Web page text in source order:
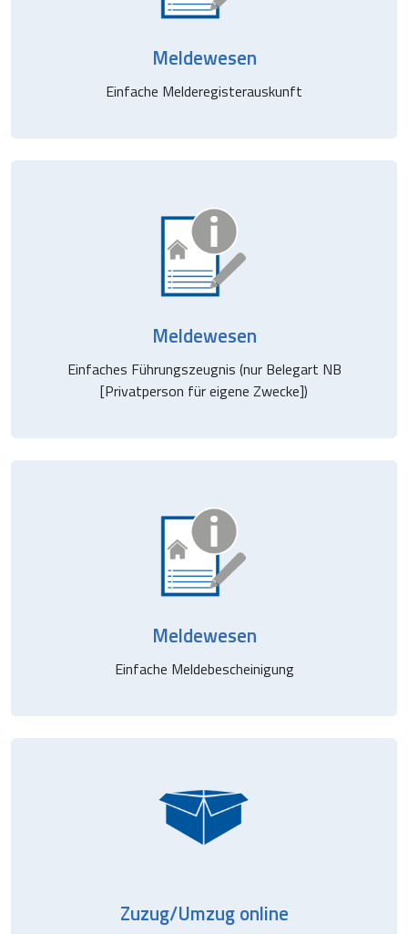
Meldewesen
Einfache Melderegisterauskunft
Meldewesen
Einfaches Führungszeugnis (nur Belegart NB
[Privatperson für eigene Zwecke])
Meldewesen
Einfache Meldebescheinigung
Zuzug/Umzug online